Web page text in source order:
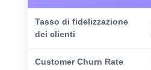
Tasso di fidelizzazione
dei clienti
Customer Churn Rate